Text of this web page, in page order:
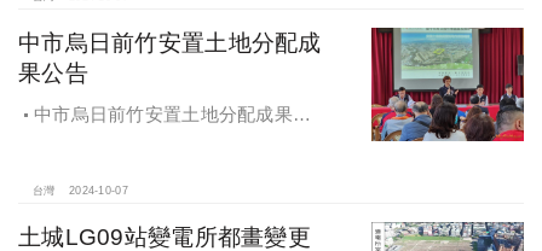
中市烏日前竹安置土地分配成
果公告
中市烏日前竹安置土地分配成果公
台灣 2024-10-07
土城LG09站變電所都畫變更